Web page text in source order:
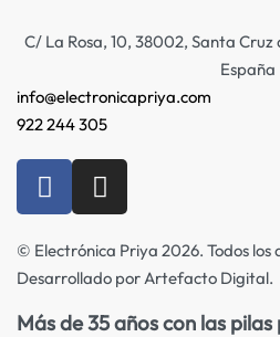
C/ La Rosa, 10, 38002, Santa Cruz
España
info@electronicapriya.com
922 244 305
© Electrónica Priya 2026. Todos los
Desarrollado por Artefacto Digital.
Más de 35 años con las pilas